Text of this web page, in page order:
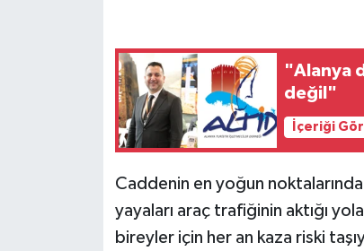
"Alanya
değil"
İçeriği
Caddenin en yoğun
yayaları araç trafiğinin aktığı
bireyler için her an kaza riski